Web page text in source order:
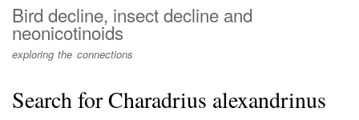
Bird decline, insect decline and
neonicotinoids
exploring the connections
Search for Charadrius alexandrinus